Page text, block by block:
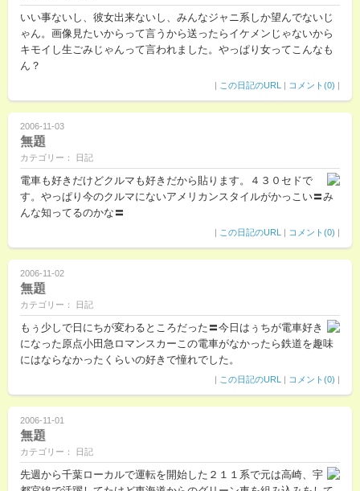
いい事ないし、彼女出来ないし、みんなジャニ系しか望んでないじ
ゃん。画像見たいからって言うから送ったらイケメンじゃないから
キモイし生ごみじゃんって言われました。やっぱり女ってこんなも
ん？
| この日記のURL | コメント(0) |
2006-11-03
無題
カテゴリー： 日記
電車も好きだけどクルマも好きだから貼ります。４３０セドで
す。やっぱり今のクルマにないアメリカンスタイルがかっこい〓み
んな知ってるのかな〓
| この日記のURL | コメント(0) |
2006-11-02
無題
カテゴリー： 日記
もぅ少しで日にちが変わるところだった〓今日はぅちが電車好き
になった原点小田急ロマンスカーこの電車がなかったら鉄道を趣味
にはならなかったくらいの好きで憧れでした。
| この日記のURL | コメント(0) |
2006-11-01
無題
カテゴリー： 日記
先週から千葉ローカルで運転を開始した２１１系で元は高崎、宇